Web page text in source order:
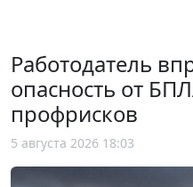
Работодатель
опасность от
профрисков
5 августа 2026 18:03